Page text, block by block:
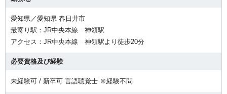
愛知県／愛知県 春日井市
最寄り駅：JR中央本線 神領駅
アクセス：JR中央本線 神領駅より徒歩20分
必要資格及び経験
未経験可 / 新卒可 言語聴覚士 ※経験不問